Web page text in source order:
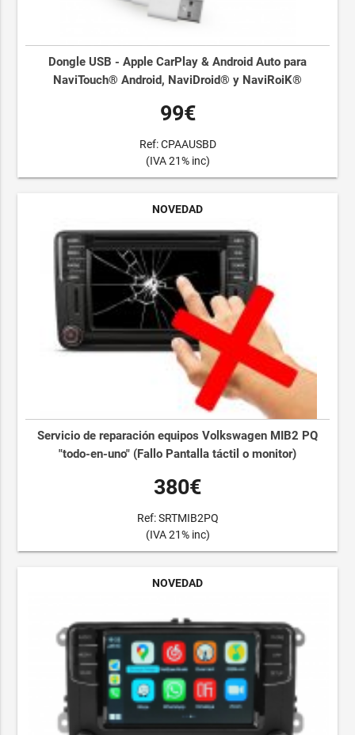
Dongle USB - Apple CarPlay & Android Auto para
NaviTouch® Android, NaviDroid® y NaviRoiK®
99€
Ref: CPAAUSBD
(IVA 21% inc)
NOVEDAD
Servicio de reparación equipos Volkswagen MIB2 PQ
"todo-en-uno" (Fallo Pantalla táctil o monitor)
380€
Ref: SRTMIB2PQ
(IVA 21% inc)
NOVEDAD